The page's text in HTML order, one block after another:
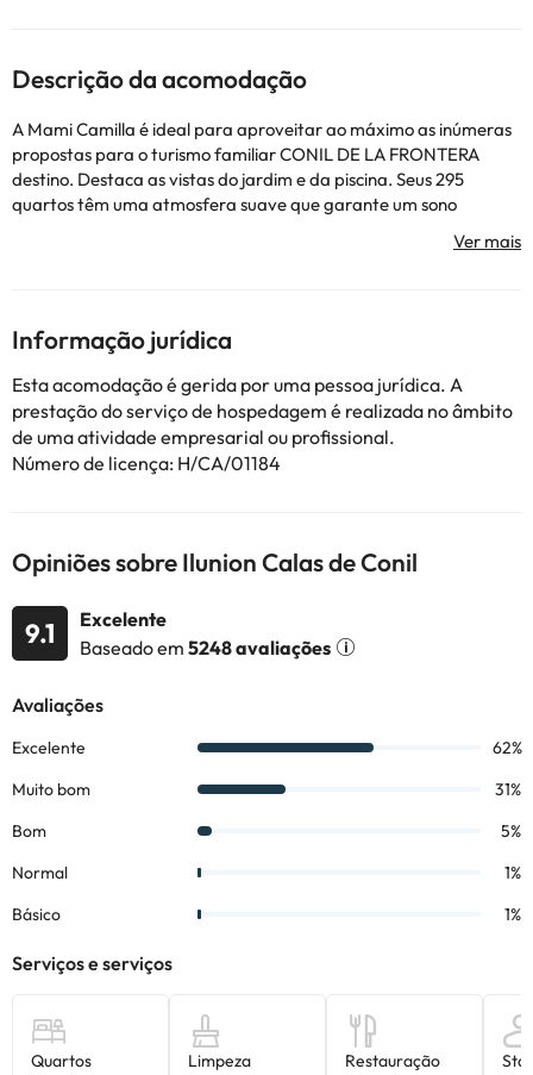
Descrição da acomodação
A Mami Camilla é ideal para aproveitar ao máximo as inúmeras
propostas para o turismo familiar CONIL DE LA FRONTERA
destino. Destaca as vistas do jardim e da piscina. Seus 295
quartos têm uma atmosfera suave que garante um sono
repousante. Depois de um dia energético, os clientes podem
nadar em uma das piscinas do hotel. Berço disponível, cadeira
hotel. Você pode verificar suas taxas uma vez lá. Esta
informação está sujeita a alterações pelo alojamento.
Alguns dos serviços indicados podem ter custos adicionais. Pode
consultar os respetivos preços diretamente junto do alojamento.
Todas as informações desta página estão sujeitas a alterações
Informação jurídica
Esta acomodação é gerida por uma pessoa jurídica. A
prestação do serviço de hospedagem é realizada no âmbito
de uma atividade empresarial ou profissional.
Número de licença: H/CA/01184
Opiniões sobre Ilunion Calas de Conil
9.1
Excelente
Baseado em 5248 avaliações